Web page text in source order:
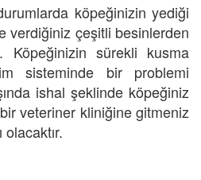
köpeğinizin yediği
verdiğiniz çeşitli besinlerden
Köpeğinizin sürekli kusma
sisteminde bir problemi
ishal şeklinde köpeğiniz
veteriner kliniğine gitmeniz